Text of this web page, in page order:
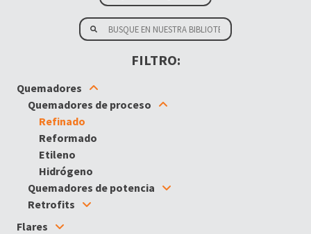
FILTRO:
Quemadores
Quemadores de proceso
Refinado
Reformado
Etileno
Hidrógeno
Quemadores de potencia
Retrofits
Flares